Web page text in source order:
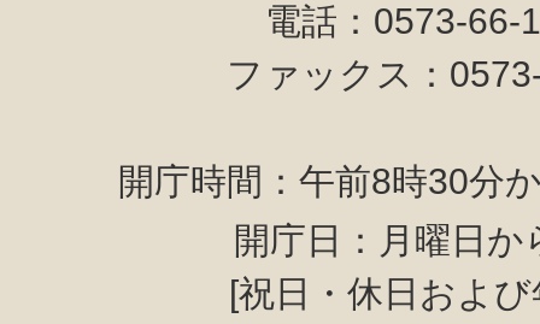
電話：0573-
ファックス：
開庁時間：午前8時30分
開庁日：月曜日か
[祝日・休日およ